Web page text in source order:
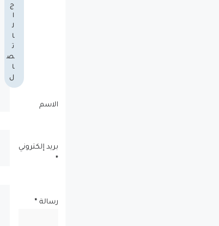
ج
ا
ل
ا
ت
ص
ا
ل
الاسم
بريد إلكتروني
*
رسالة *